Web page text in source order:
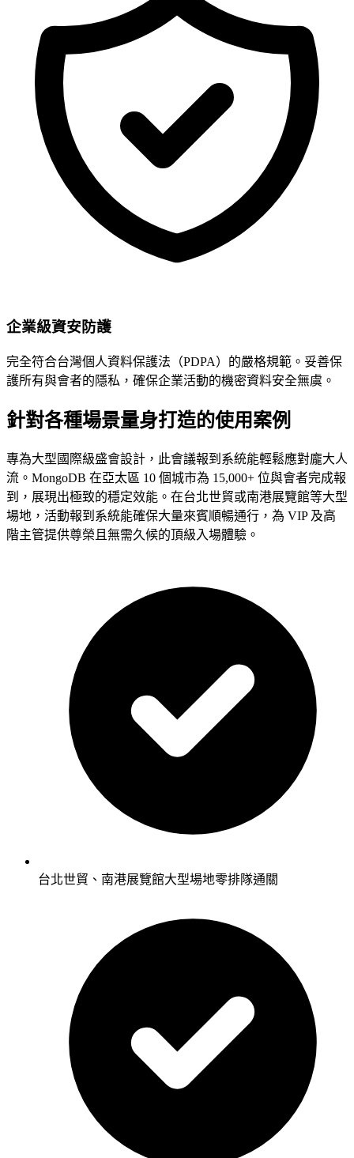
企業級資安防護
完全符合台灣個人資料保護法（PDPA）的嚴格規範。妥善保
護所有與會者的隱私，確保企業活動的機密資料安全無虞。
針對各種場景量身打造的使用案例
專為大型國際級盛會設計，此會議報到系統能輕鬆應對龐大人
流。MongoDB 在亞太區 10 個城市為 15,000+ 位與會者完成報
到，展現出極致的穩定效能。在台北世貿或南港展覽館等大型
場地，活動報到系統能確保大量來賓順暢通行，為 VIP 及高
階主管提供尊榮且無需久候的頂級入場體驗。
台北世貿、南港展覽館大型場地零排隊通關